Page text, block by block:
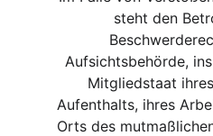
steht den
Aufsichtsbehörde,
Mitgliedstaat
Aufenthalts, ihres
Orts des